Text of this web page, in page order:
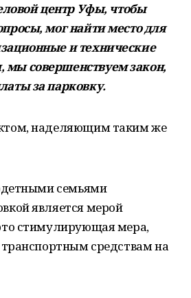
центр Уфы, чтобы
мог найти место для
и технические
мы совершенствуем закон,
за парковку.
наделяющим таким же
семьями
является мерой
стимулирующая мера,
транспортным средствам на